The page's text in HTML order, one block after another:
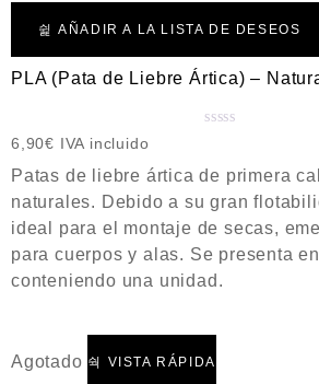
AÑADIR A LA LISTA DE DESEOS
PLA (Pata de Liebre Ártica) –
l
o
r
a
d
o
n
6,90€ IVA incluido
Patas de liebre ártica de primera
naturales. Debido a su gran
ideal para el montaje de secas,
para cuerpos y alas. Se presenta
conteniendo una unidad.
Agotado VISTA RÁPIDA